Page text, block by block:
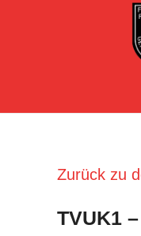
Zurück zu
TVUK1